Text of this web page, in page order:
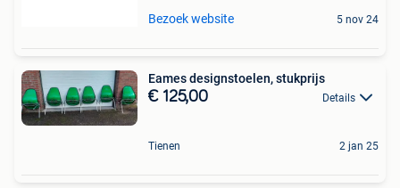
Bezoek website 5 nov 24
Eames designstoelen, stukprijs
€ 125,00 Details
Tienen 2 jan 25